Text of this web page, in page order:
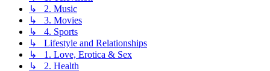
↳ 2. Music
↳ 3. Movies
↳ 4. Sports
↳ Lifestyle and Relationships
↳ 1. Love, Erotica & Sex
↳ 2. Health